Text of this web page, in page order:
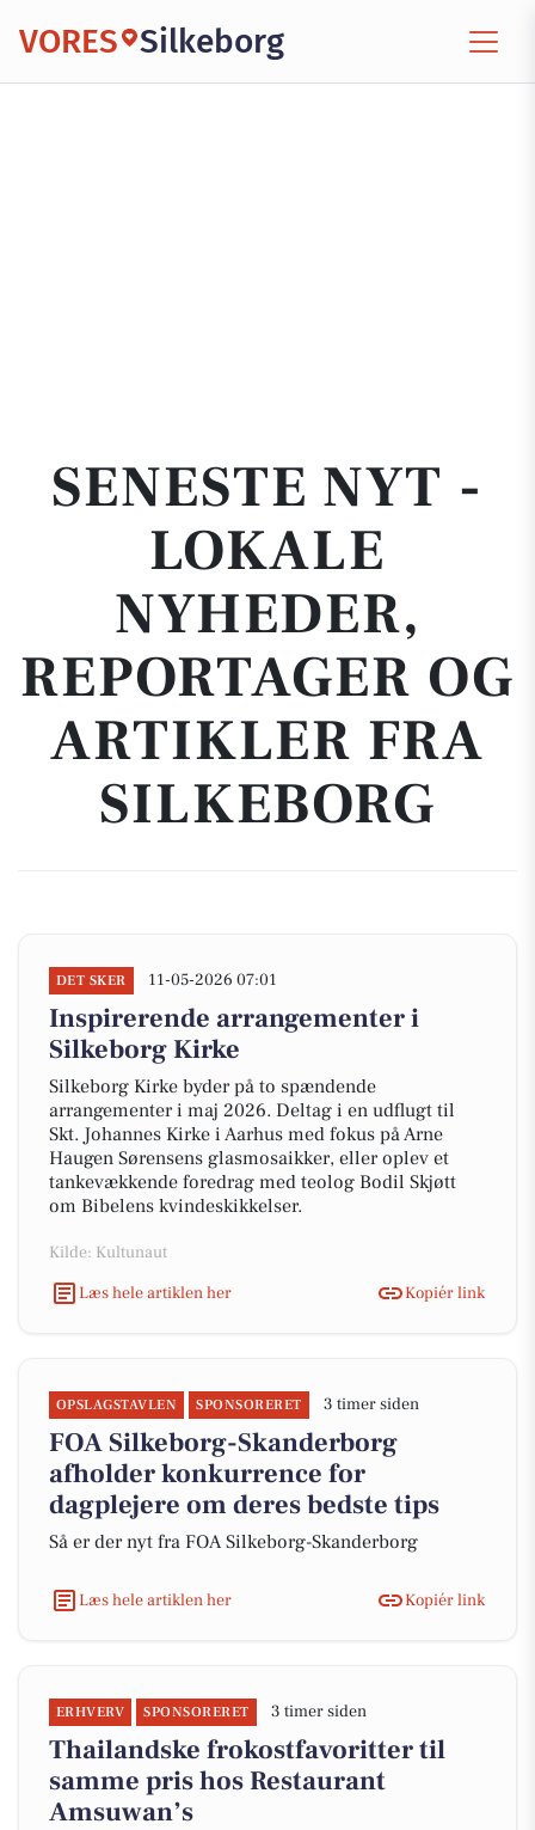
VORES Silkeborg
SENESTE NYT -
LOKALE
NYHEDER,
REPORTAGER OG
ARTIKLER FRA
SILKEBORG
DET SKER 11-05-2026 07:01
Inspirerende arrangementer i
Silkeborg Kirke
Silkeborg Kirke byder på to spændende
arrangementer i maj 2026. Deltag i en udflugt til
Skt. Johannes Kirke i Aarhus med fokus på Arne
Haugen Sørensens glasmosaikker, eller oplev et
tankevækkende foredrag med teolog Bodil Skjøtt
om Bibelens kvindeskikkelser.
Kilde: Kultunaut
Læs hele artiklen her
Kopiér link
OPSLAGSTAVLEN SPONSORERET 3 timer siden
FOA Silkeborg-Skanderborg
afholder konkurrence for
dagplejere om deres bedste tips
Så er der nyt fra FOA Silkeborg-Skanderborg
Læs hele artiklen her Kopiér link
ERHVERV SPONSORERET 3 timer siden
Thailandske frokostfavoritter til
samme pris hos Restaurant
Amsuwan’s